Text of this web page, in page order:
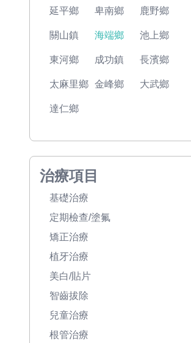
延平鄉 卑南鄉 鹿野鄉
關山鎮 海端鄉 池上鄉
東河鄉 成功鎮 長濱鄉
太麻里鄉 金峰鄉 大武鄉
達仁鄉
治療項目
基礎治療
定期檢查/塗氟
矯正治療
植牙治療
美白/貼片
智齒拔除
兒童治療
根管治療